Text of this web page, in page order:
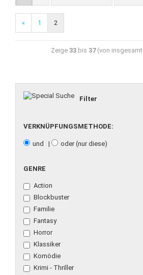
« 1 2
Zeige 33 bis 37(von insgesamt
Filter
VERKNÜPFUNGSMETHODE:
und | oder (nur diese)
GENRE
Action
Blockbuster
Familie
Fantasy
Horror
Klassiker
Komödie
Krimi - Thriller